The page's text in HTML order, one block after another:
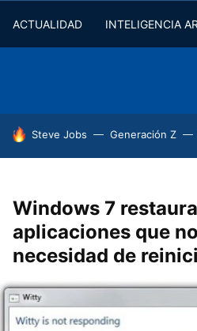
ACTUALIDAD INTELIGENCIA
HOY SE HABLA DE
Steve Jobs Generación Z
Windows 7
aplicaciones que
necesidad de